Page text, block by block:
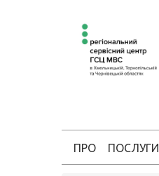
ПРО ПОСЛУГИ